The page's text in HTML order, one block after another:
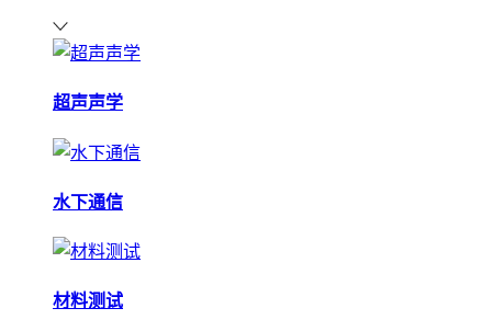
超声声学
水下通信
材料测试